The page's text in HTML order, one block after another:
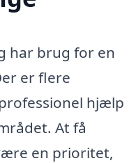
har brug for en
er flere
hjælp
At få
en prioritet,